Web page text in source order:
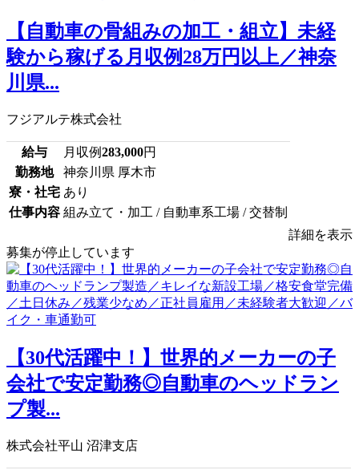
【自動車の骨組みの加工・組立】未経
験から稼げる月収例28万円以上／神奈
川県...
フジアルテ株式会社
給与 月収例283,000円
勤務地
神奈川県 厚木市
寮・社宅 あり
仕事内容 組み立て・加工 / 自動車系工場 / 交替制
詳細を表示
募集が停止しています
【30代活躍中！】世界的メーカーの子
会社で安定勤務◎自動車のヘッドラン
プ製...
株式会社平山 沼津支店